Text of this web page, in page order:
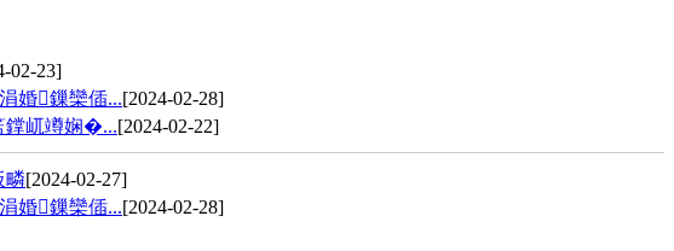
02-23]
婚鏁欒偛...[2024-02-28]
鐣屼竴娴�...[2024-02-22]
疄[2024-02-27]
婚鏁欒偛...[2024-02-28]